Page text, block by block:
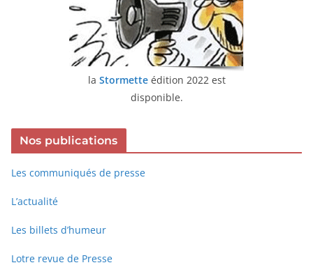
la Stormetteédition 2022 est
disponible.
Nos publications
Les communiqués de presse
L’actualité
Les billets d’humeur
Lotre revue de Presse